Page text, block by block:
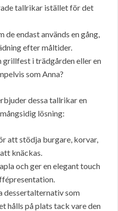
tallrikar istället för det
de endast används en gång,
efter måltider.
grillfest i trädgården eller en
som Anna?
dessa tallrikar en
lösning:
att stödja burgare, korvar,
knäckas.
och ger en elegant touch
dessertalternativ som
hålls på plats tack vare den